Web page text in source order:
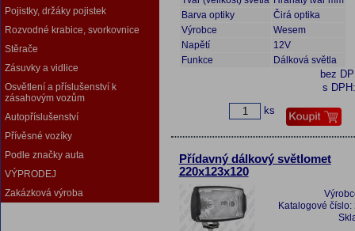
Pojistky, držáky pojistek
Rozvodné krabice, svorkovnice
Stěrače
Zásuvky a vidlice
Osvětlení a příslušenství k
zásahovým vozům
Autopříslušenství
Přívěsné vozíky
Podle značky auta
VÝPRODEJ
Zakázková výroba
Barva optiky
Čirá optika
Výrobce
Wesem
Napětí
12V
Funkce
Dálková světla
bez
s
ks
Přídavný dálkový světlomet
220x123x120
Katalogové číslo: